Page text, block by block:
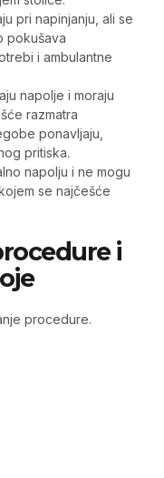
pri napinjanju, ali se
pokušava
i ambulantne
napolje i moraju
razmatra
ponavljaju,
pritiska.
napolju i ne mogu
se najčešće
i
procedure.